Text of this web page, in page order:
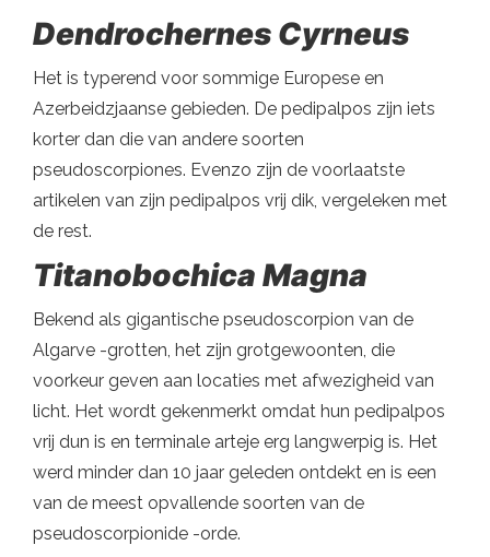
Dendrochernes Cyrneus
Het is typerend voor sommige Europese en
Azerbeidzjaanse gebieden. De pedipalpos zijn iets
korter dan die van andere soorten
pseudoscorpiones. Evenzo zijn de voorlaatste
artikelen van zijn pedipalpos vrij dik, vergeleken met
de rest.
Titanobochica Magna
Bekend als gigantische pseudoscorpion van de
Algarve -grotten, het zijn grotgewoonten, die
voorkeur geven aan locaties met afwezigheid van
licht. Het wordt gekenmerkt omdat hun pedipalpos
vrij dun is en terminale arteje erg langwerpig is. Het
werd minder dan 10 jaar geleden ontdekt en is een
van de meest opvallende soorten van de
pseudoscorpionide -orde.